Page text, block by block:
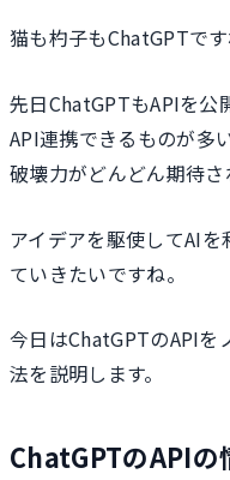
猫も杓子もChatGPTです
先日ChatGPTもAPIを公
API連携できるものが多
破壊力がどんどん期待さ
アイデアを駆使してAI
ていきたいですね。
今日はChatGPTのAPI
法を説明します。
ChatGPTのAPIの